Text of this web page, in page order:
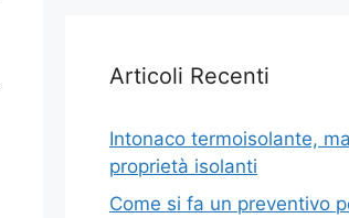
Articoli Recenti
Intonaco termoisolante,
proprietà isolanti
Come si fa un preventivo